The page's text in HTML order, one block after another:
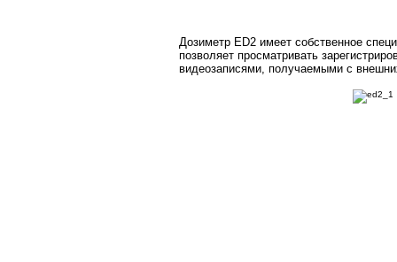
Дозиметр ED2 имеет собственное
позволяет просматривать
видеозаписями, получаемыми с